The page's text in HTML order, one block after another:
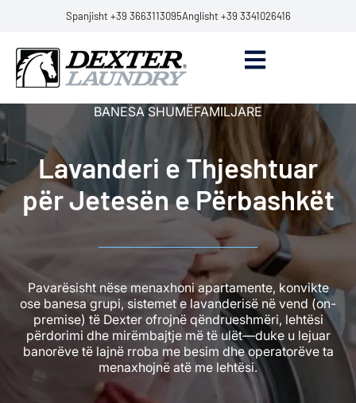
Spanjisht +39 3663113095Anglisht +39 3341026416
BANESA SHUMËFAMILJARE
Lavanderi e Thjeshtuar
për Jetesën e Përbashkët
Pavarësisht nëse menaxhoni apartamente, konvikte
ose banesa grupi, sistemet e lavanderisë në vend (on-
premise) të Dexter ofrojnë qëndrueshmëri, lehtësi
përdorimi dhe mirëmbajtje më të ulët—duke u lejuar
banorëve të lajnë rroba me besim dhe operatorëve ta
menaxhojnë atë me lehtësi.